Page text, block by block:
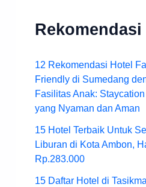
Rekomendasi
12 Rekomendasi Hotel
Friendly di Sumedang
Fasilitas Anak:
yang Nyaman dan Aman
15 Hotel Terbaik Untuk
Liburan di Kota Ambon,
Rp.283.000
15 Daftar Hotel di